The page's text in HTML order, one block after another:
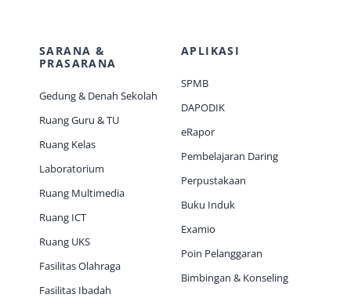
SARANA &
PRASARANA
Gedung & Denah Sekolah
Ruang Guru & TU
Ruang Kelas
Laboratorium
Ruang Multimedia
Ruang ICT
Ruang UKS
Fasilitas Olahraga
Fasilitas Ibadah
APLIKASI
SPMB
DAPODIK
eRapor
Pembelajaran Daring
Perpustakaan
Buku Induk
Examio
Poin Pelanggaran
Bimbingan & Konseling